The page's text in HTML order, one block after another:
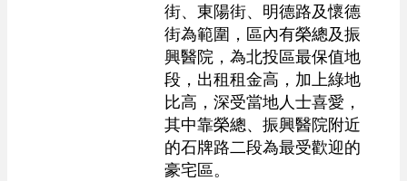
街、東陽街、明德路及懷德
街為範圍，區內有榮總及振
興醫院，為北投區最保值地
段，出租租金高，加上綠地
比高，深受當地人士喜愛，
其中靠榮總、振興醫院附近
的石牌路二段為最受歡迎的
豪宅區。